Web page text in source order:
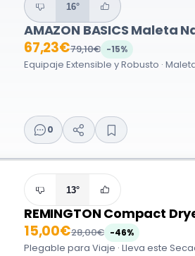
16°
AMAZON BASICS Maleta
67,23€79,10€ -15%
Equipaje Extensible y Robusto ·
0
13°
REMINGTON Compact
15,00€28,00€ -46%
Plegable para Viaje · Lleva este